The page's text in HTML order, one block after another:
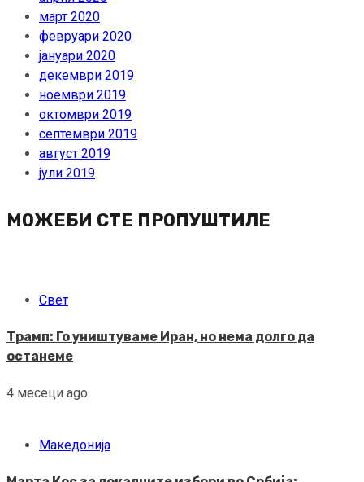
март 2020
февруари 2020
јануари 2020
декември 2019
ноември 2019
октомври 2019
септември 2019
август 2019
јули 2019
МОЖЕБИ СТЕ ПРОПУШТИЛЕ
Свет
Трамп: Го уништуваме Иран, но нема долго да
останеме
4 месеци ago
Македонија